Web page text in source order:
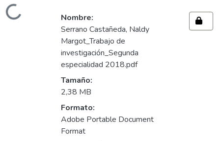
Nombre:
Serrano Castañeda, Naldy
Margot_Trabajo de
investigación_Segunda
especialidad 2018.pdf
Tamaño:
2,38 MB
Formato:
Adobe Portable Document
Format